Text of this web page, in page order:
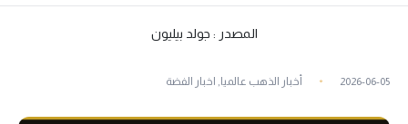
المصدر : جولد بيليون
2026-06-05 أخبار الذهب عالميا , اخبار الفضة